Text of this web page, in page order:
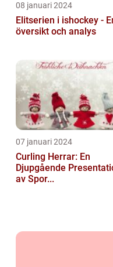
08 januari 2024
Elitserien i ishockey -
översikt och analys
07 januari 2024
Curling Herrar: En
Djupgående
av Spor...